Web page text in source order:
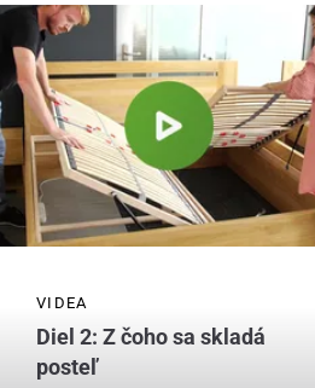
VIDEA
Diel 2: Z čoho sa skladá
posteľ